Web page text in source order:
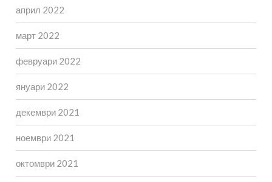
април 2022
март 2022
февруари 2022
януари 2022
декември 2021
ноември 2021
октомври 2021